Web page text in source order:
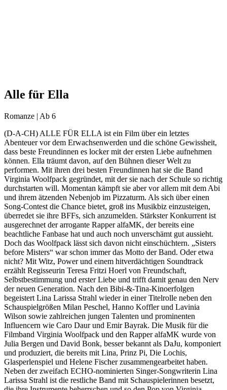
Alle für Ella
Romanze | Ab 6
(D-A-CH) ALLE FÜR ELLA ist ein Film über ein letztes
Abenteuer vor dem Erwachsenwerden und die schöne Gewissheit,
dass beste Freundinnen es locker mit der ersten Liebe aufnehmen
können. Ella träumt davon, auf den Bühnen dieser Welt zu
performen. Mit ihren drei besten Freundinnen hat sie die Band
Virginia Woolfpack gegründet, mit der sie nach der Schule so richtig
durchstarten will. Momentan kämpft sie aber vor allem mit dem Abi
und ihrem ätzenden Nebenjob im Pizzaturm. Als sich über einen
Song-Contest die Chance bietet, groß ins Musikbiz einzusteigen,
überredet sie ihre BFFs, sich anzumelden. Stärkster Konkurrent ist
ausgerechnet der arrogante Rapper alfaMK, der bereits eine
beachtliche Fanbase hat und auch noch unverschämt gut aussieht.
Doch das Woolfpack lässt sich davon nicht einschüchtern. „Sisters
before Misters“ war schon immer das Motto der Band. Oder etwa
nicht? Mit Witz, Power und einem hitverdächtigen Soundtrack
erzählt Regisseurin Teresa Fritzi Hoerl von Freundschaft,
Selbstbestimmung und erster Liebe und trifft damit genau den Nerv
der neuen Generation. Nach den Bibi-&-Tina-Kinoerfolgen
begeistert Lina Larissa Strahl wieder in einer Titelrolle neben den
Schauspielgrößen Milan Peschel, Hanno Koffler und Lavinia
Wilson sowie zahlreichen jungen Talenten und prominenten
Influencern wie Caro Daur und Emir Bayrak. Die Musik für die
Filmband Virginia Woolfpack und den Rapper alfaMK wurde von
Julia Bergen und David Bonk, besser bekannt als DaJu, komponiert
und produziert, die bereits mit Lina, Prinz Pi, Die Lochis,
Glasperlenspiel und Helene Fischer zusammengearbeitet haben.
Neben der zweifach ECHO-nominierten Singer-Songwriterin Lina
Larissa Strahl ist die restliche Band mit Schauspielerinnen besetzt,